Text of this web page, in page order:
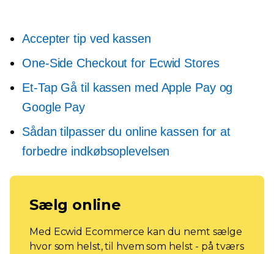
Accepter tip ved kassen
One-Side Checkout for Ecwid Stores
Et-TapGå til kassen med Apple Pay og
Google Pay
Sådan tilpasser du online kassen for at
forbedre indkøbsoplevelsen
Sælg online
Med Ecwid Ecommerce kan du nemt sælge
hvor som helst, til hvem som helst - på tværs